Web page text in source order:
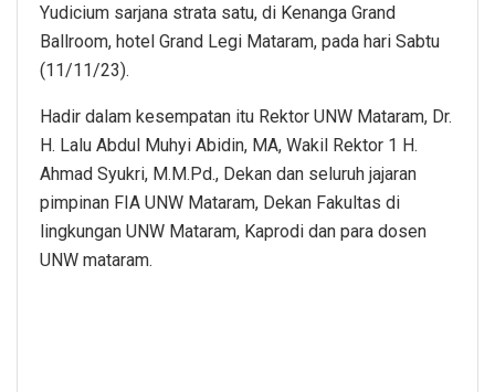
Yudicium sarjana strata satu, di Kenanga Grand
Ballroom, hotel Grand Legi Mataram, pada hari Sabtu
(11/11/23).
Hadir dalam kesempatan itu Rektor UNW Mataram, Dr.
H. Lalu Abdul Muhyi Abidin, MA, Wakil Rektor 1 H.
Ahmad Syukri, M.M.Pd., Dekan dan seluruh jajaran
pimpinan FIA UNW Mataram, Dekan Fakultas di
lingkungan UNW Mataram, Kaprodi dan para dosen
UNW mataram.